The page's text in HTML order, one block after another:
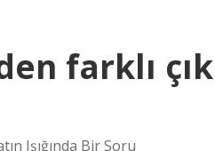
farklı
Işığında Bir Soru